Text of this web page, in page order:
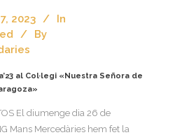
2023
In
By
al Col·legi «Nuestra Señora de
El diumenge dia 26 de
Mans Mercedàries hem fet la